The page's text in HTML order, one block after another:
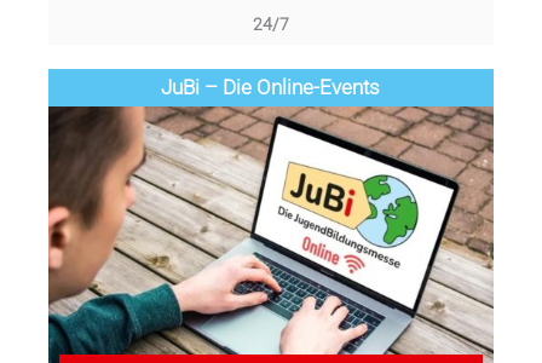
24/7
JuBi – Die Online-Events